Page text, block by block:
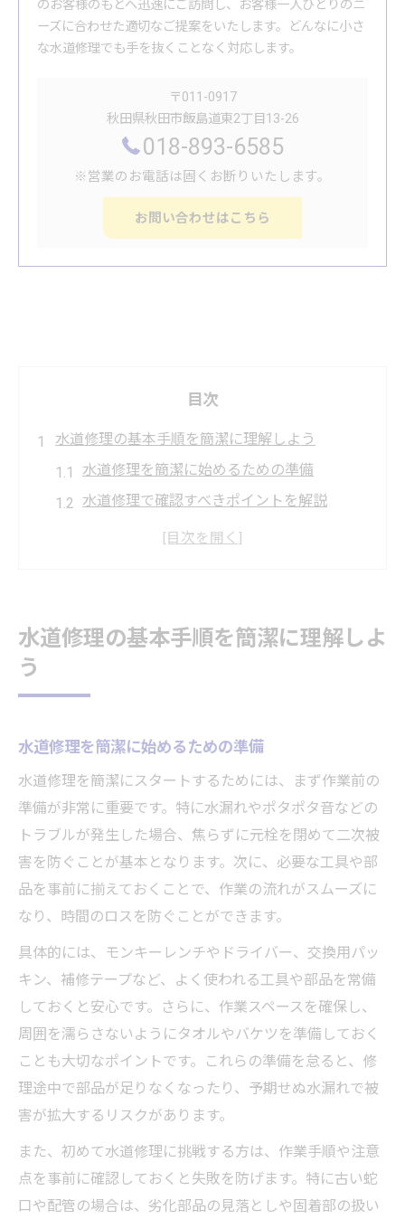
のお客様のもとへ迅速にご訪問し、お客様一人ひとりのニ
ーズに合わせた適切なご提案をいたします。どんなに小さ
な水道修理でも手を抜くことなく対応します。
〒011-0917
秋田県秋田市飯島道東2丁目13-26
018-893-6585
※営業のお電話は固くお断りいたします。
お問い合わせはこちら
目次
水道修理の基本手順を簡潔に理解しよう
水道修理を簡潔に始めるための準備
水道修理で確認すべきポイントを解説
自分でできる水道修理の流れを紹介
ポタポタ水漏れ対策に役立つ修理ポイント
ポタポタ音を止める水道修理の実践法
水道修理でできるシングルレバー対応策
道具選びから始める自分で水道修理入門
水道修理に必要な道具の選び方ガイド
水道修理を簡潔にする工具準備のポイント
自分で水道修理する際の道具リスト
水道修理を安全に行うための準備方法
簡単な水道修理が家計節約に貢献する理由
水道修理を簡潔に自分で行う節約効果
水道修理の手順で水道代の増加を防ぐ方法
水道修理DIYが修理費用を抑えるポイント
水道修理で得られる節約メリットとは
蛇口水漏れトラブル時の応急処置法を紹介
水道修理でできる蛇口応急処置の基本
水道修理の基本手順を簡潔に理解しよ
う
水道修理を簡潔に始めるための準備
水道修理を簡潔にスタートするためには、まず作業前の
準備が非常に重要です。特に水漏れやポタポタ音などの
トラブルが発生した場合、焦らずに元栓を閉めて二次被
害を防ぐことが基本となります。次に、必要な工具や部
品を事前に揃えておくことで、作業の流れがスムーズに
なり、時間のロスを防ぐことができます。
具体的には、モンキーレンチやドライバー、交換用パッ
キン、補修テープなど、よく使われる工具や部品を常備
しておくと安心です。さらに、作業スペースを確保し、
周囲を濡らさないようにタオルやバケツを準備しておく
ことも大切なポイントです。これらの準備を怠ると、修
理途中で部品が足りなくなったり、予期せぬ水漏れで被
害が拡大するリスクがあります。
また、初めて水道修理に挑戦する方は、作業手順や注意
点を事前に確認しておくと失敗を防げます。特に古い蛇
口や配管の場合は、劣化部品の見落としや固着部の扱い